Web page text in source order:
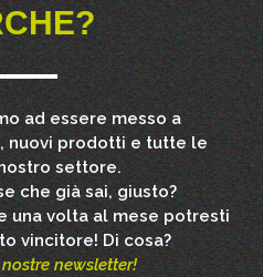
ad essere messo a
nuovi prodotti e tutte le
settore.
che già sai, giusto?
una volta al mese potresti
vincitore! Di cosa?
newsletter!